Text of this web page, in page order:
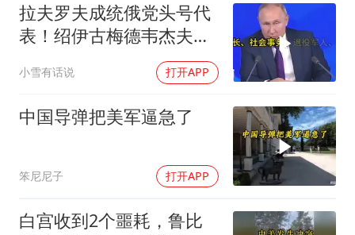
拉夫罗夫成统俄党头号代
表！绍伊古梅德韦杰夫双
双出局，普京这步棋你看
懂了吗
小雪有话说 打开APP
中国导弹把美军逼急了
笨尼尼子 打开APP
白宫收到2个噩耗，鲁比